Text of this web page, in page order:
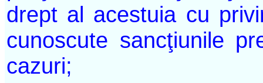
drept al acestuia cu
cunoscute sancţiunile
cazuri;